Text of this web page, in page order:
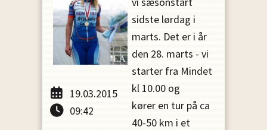
19.03.2015
09:42
sidste lørdag i
marts. Det er i år
den 28. marts - vi
starter fra Mindet
kl 10.00 og
kører en tur på ca
40-50 km i et